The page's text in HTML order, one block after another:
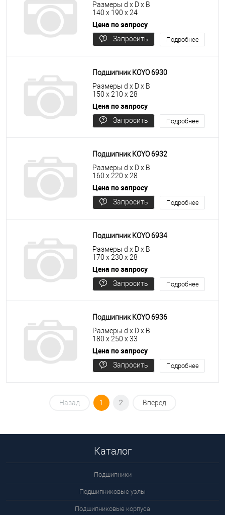
Размеры d x D x B
140 x 190 x 24
Цена по запросу
Запросить
Подробнее
Подшипник KOYO 6930
Размеры d x D x B
150 x 210 x 28
Цена по запросу
Запросить
Подробнее
Подшипник KOYO 6932
Размеры d x D x B
160 x 220 x 28
Цена по запросу
Запросить
Подробнее
Подшипник KOYO 6934
Размеры d x D x B
170 x 230 x 28
Цена по запросу
Запросить
Подробнее
Подшипник KOYO 6936
Размеры d x D x B
180 x 250 x 33
Цена по запросу
Запросить
Подробнее
Назад 1 2 Вперед
Каталог
Подшипники
Подшипниковые узлы
Подшипниковые корпуса